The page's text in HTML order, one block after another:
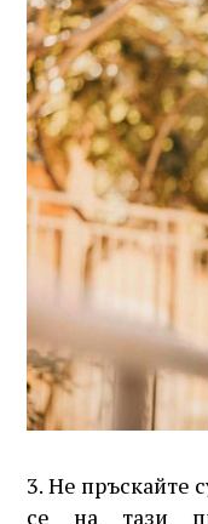
3. Не пръскайте
се на тази